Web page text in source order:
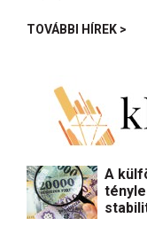
TOVÁBBI HÍREK >
A